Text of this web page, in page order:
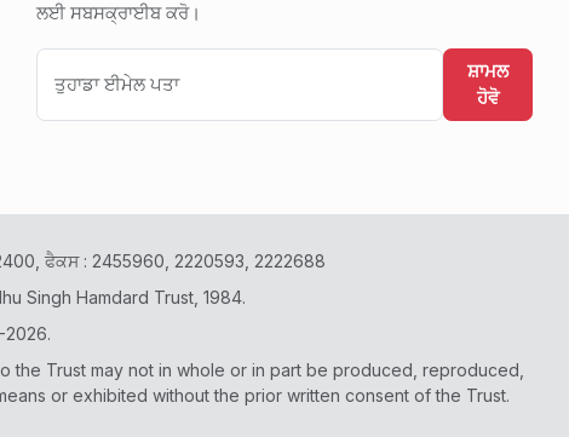
ਲਈ ਸਬਸਕ੍ਰਾਈਬ ਕਰੋ।
ਸ਼ਾਮਲ
ਹੋਵੋ
ਫੈਕਸ : 2455960, 2220593, 2222688
Singh Hamdard Trust, 1984.
2026.
the Trust may not in whole or in part be produced, reproduced,
or exhibited without the prior written consent of the Trust.